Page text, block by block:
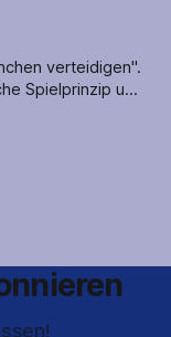
wir unsere
verteidigen".
Spielprinzip um
der Angriff auf